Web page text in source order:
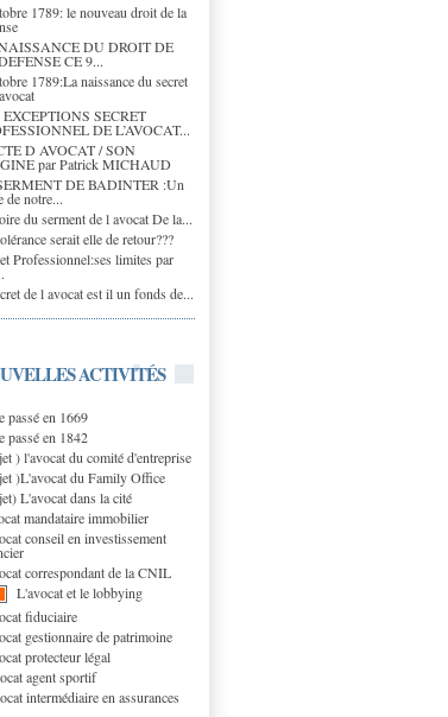
1789: le nouveau droit de la
DU DROIT DE
CE 9...
1789:La naissance du secret
EXCEPTIONS SECRET
DE L’AVOCAT...
D AVOCAT / SON
par Patrick MICHAUD
DE BADINTER :Un
de notre...
du serment de l avocat De la...
serait elle de retour???
Professionnel:ses limites par
de l avocat est il un fonds de...
ACTIVITÉS
passé en 1669
passé en 1842
) l'avocat du comité d'entreprise
)L'avocat du Family Office
L'avocat dans la cité
mandataire immobilier
conseil en investissement
correspondant de la CNIL
L'avocat et le lobbying
fiduciaire
gestionnaire de patrimoine
protecteur légal
agent sportif
intermédiaire en assurances